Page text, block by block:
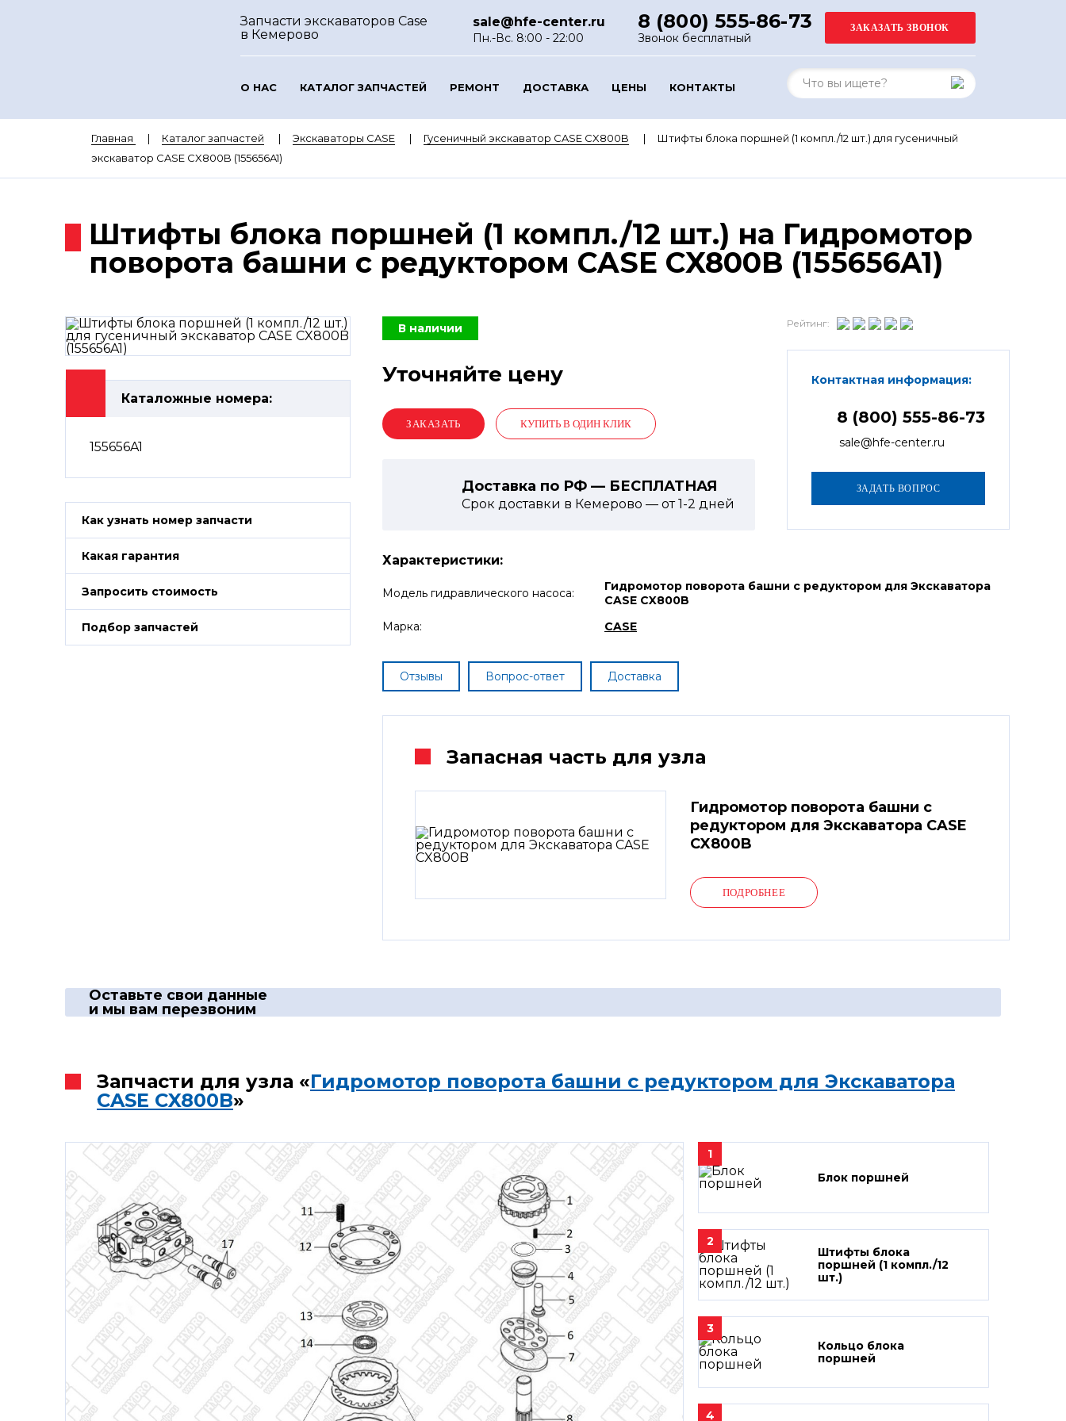
Запчасти экскаваторов Case
в Кемерово
sale@hfe-center.ru
Пн.-Вс. 8:00 - 22:00
8 (800) 555-86-73
Звонок бесплатный
О НАС КАТАЛОГ ЗАПЧАСТЕЙ РЕМОНТ ДОСТАВКА ЦЕНЫ КОНТАКТЫ
Главная Каталог запчастей Экскаваторы CASE Гусеничный экскаватор CASE CX800B
Штифты блока поршней (1 компл./12 шт.) для гусеничный
экскаватор CASE CX800B (155656A1)
Штифты блока поршней (1 компл./12 шт.) на Гидромотор
поворота башни с редуктором CASE CX800B (155656A1)
Каталожные номера:
155656A1
Как узнать номер запчасти
Какая гарантия
Запросить стоимость
Подбор запчастей
В наличии
Уточняйте цену
КУПИТЬ В ОДИН КЛИК
Доставка по РФ — БЕСПЛАТНАЯ
Срок доставки в Кемерово — от1-2 дней
Рейтинг:
Контактная информация:
8 (800) 555-86-73
sale@hfe-center.ru
Характеристики:
Модель гидравлического насоса:
Гидромотор поворота башни с редуктором для Экскаватора
CASE CX800B
Марка:
CASE
Отзывы Вопрос-ответ Доставка
Запасная часть для узла
Гидромотор поворота башни с
редуктором для Экскаватора CASE
CX800B
ПОДРОБНЕЕ
Оставьте свои данные
и мы вам перезвоним
Запчасти для узла «Гидромотор поворота башни с редуктором для Экскаватора
CASE CX800B»
1
Блок поршней
2
Штифты блока
поршней (1 компл./12
шт.)
3
Кольцо блока
поршней
4